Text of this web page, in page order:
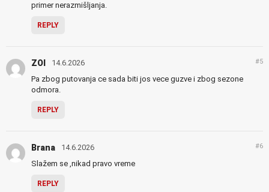
primer nerazmišljanja.
REPLY
ZOI 14.6.2026 #5
Pa zbog putovanja ce sada biti jos vece guzve i zbog sezone
odmora.
REPLY
Brana 14.6.2026 #6
Slažem se ,nikad pravo vreme
REPLY